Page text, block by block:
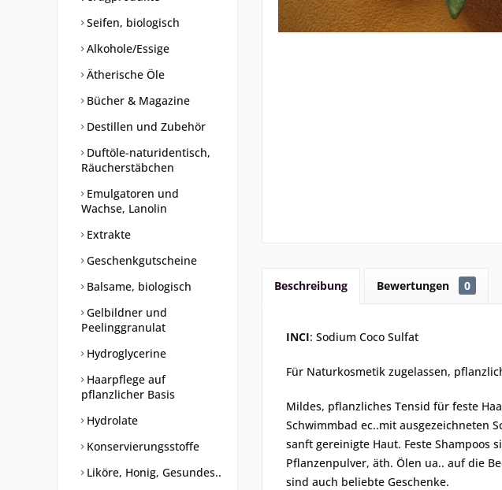
Seifen, biologisch
Alkohole/Essige
Ätherische Öle
Bücher & Magazine
Destillen und Zubehör
Duftöle-naturidentisch,
Räucherstäbchen
Emulgatoren und
Wachse, Lanolin
Extrakte
Geschenkgutscheine
Balsame, biologisch
Gelbildner und
Peelinggranulat
Hydroglycerine
Haarpflege auf
pflanzlicher Basis
Hydrolate
Konservierungsstoffe
Liköre, Honig, Gesundes..
Beschreibung Bewertungen 0
INCI: Sodium Coco Sulfat
Für Naturkosmetik zugelassen,
Mildes, pflanzliches Tensid für feste
Schwimmbad ec..mit ausgezeichneten
sanft gereinigte Haut. Feste Shampoos
Pflanzenpulver, äth. Ölen ua.. auf die
sind auch beliebte Geschenke.